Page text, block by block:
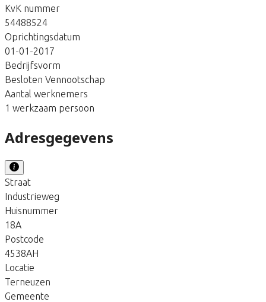
KvK nummer
54488524
Oprichtingsdatum
01-01-2017
Bedrijfsvorm
Besloten Vennootschap
Aantal werknemers
1 werkzaam persoon
Adresgegevens
Straat
Industrieweg
Huisnummer
18A
Postcode
4538AH
Locatie
Terneuzen
Gemeente